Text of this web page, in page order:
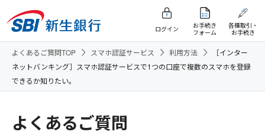
ログイン
お手続き
フォーム
各種取引・
お手続き
よくあるご質問TOP スマホ認証サービス 利用方法
［インター
ネットバンキング］スマホ認証サービスで1つの口座で複数のスマホを登録
できるか知りたい。
よくあるご質問